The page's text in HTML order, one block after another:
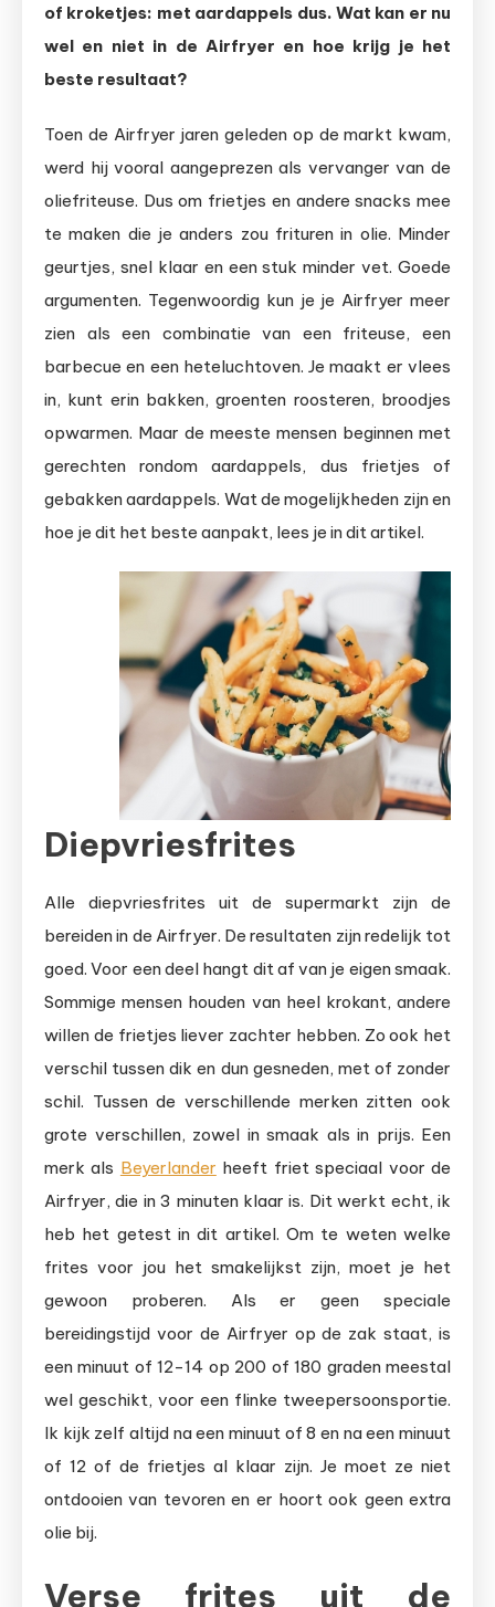
Airfryer:
hoe
nu
precies?
of kroketjes: met aardappels dus. Wat kan er nu
wel en niet in de Airfryer en hoe krijg je het
beste resultaat?
Toen de Airfryer jaren geleden op de markt kwam,
werd hij vooral aangeprezen als vervanger van de
oliefriteuse. Dus om frietjes en andere snacks mee
te maken die je anders zou frituren in olie. Minder
geurtjes, snel klaar en een stuk minder vet. Goede
argumenten. Tegenwoordig kun je je Airfryer meer
zien als een combinatie van een friteuse, een
barbecue en een heteluchtoven. Je maakt er vlees
in, kunt erin bakken, groenten roosteren, broodjes
opwarmen. Maar de meeste mensen beginnen met
gerechten rondom aardappels, dus frietjes of
gebakken aardappels. Wat de mogelijkheden zijn en
hoe je dit het beste aanpakt, lees je in dit artikel.
Diepvriesfrites
Alle diepvriesfrites uit de supermarkt zijn de
bereiden in de Airfryer. De resultaten zijn redelijk tot
goed. Voor een deel hangt dit af van je eigen smaak.
Sommige mensen houden van heel krokant, andere
willen de frietjes liever zachter hebben. Zo ook het
verschil tussen dik en dun gesneden, met of zonder
schil. Tussen de verschillende merken zitten ook
grote verschillen, zowel in smaak als in prijs. Een
merk als Beyerlander heeft friet speciaal voor de
Airfryer, die in 3 minuten klaar is. Dit werkt echt, ik
heb het getest in dit artikel. Om te weten welke
frites voor jou het smakelijkst zijn, moet je het
gewoon proberen. Als er geen speciale
bereidingstijd voor de Airfryer op de zak staat, is
een minuut of 12-14 op 200 of 180 graden meestal
wel geschikt, voor een flinke tweepersoonsportie.
Ik kijk zelf altijd na een minuut of 8 en na een minuut
of 12 of de frietjes al klaar zijn. Je moet ze niet
ontdooien van tevoren en er hoort ook geen extra
olie bij.
Verse frites uit de